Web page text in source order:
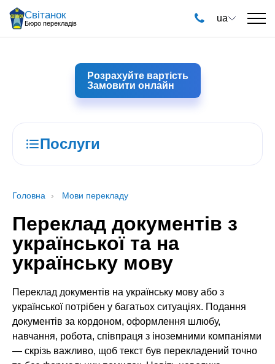
Світанок
Бюро перекладів ua
Розрахуйте вартість
Замовити онлайн
Послуги
Головна Мови перекладу
Переклад документів з
української та на
українську мову
Переклад документів на українську мову або з
української потрібен у багатьох ситуаціях. Подання
документів за кордоном, оформлення шлюбу,
навчання, робота, співпраця з іноземними компаніями
— скрізь важливо, щоб текст був перекладений точно